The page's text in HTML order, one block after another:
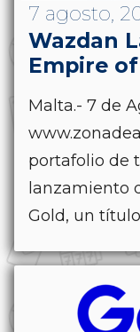
7 agosto,
Wazdan
Empire
Malta.- 7 de
portafolio de
lanzamiento
Gold, un